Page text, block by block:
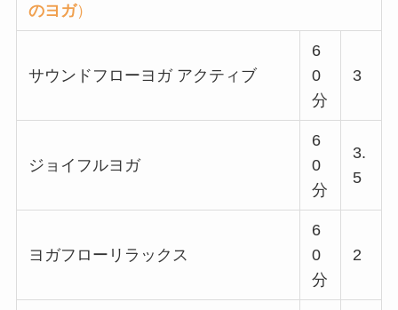
のヨガ）
サウンドフローヨガ アクティブ
6
0
分
3
ジョイフルヨガ
6
0
分
3.
5
ヨガフローリラックス
6
0
分
2